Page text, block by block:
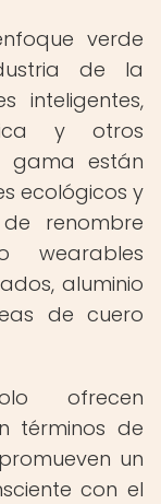
verde
de la
inteligentes,
y otros
gama están
ecológicos y
renombre
wearables
aluminio
de cuero
ofrecen
términos de
un
con el